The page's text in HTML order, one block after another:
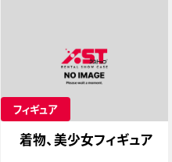
フィギュア
着物、美少女フィギュア